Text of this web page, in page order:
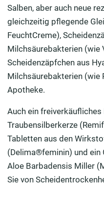
Salben, aber auch neue
gleichzeitig pflegende
FeuchtCreme),
Milchsäurebakterien (wie
Scheidenzäpfchen aus
Milchsäurebakterien (wie
Apotheke.
Auch ein
Traubensilberkerze
Tabletten aus den
(Delima®feminin) und ein
Aloe Barbadensis Miller
Sie von